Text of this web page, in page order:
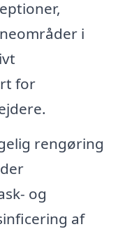
i
for
rengøring
og
af